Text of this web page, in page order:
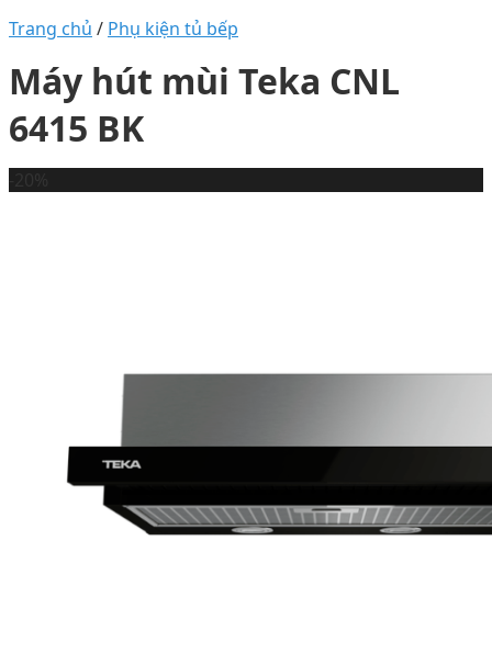
Trang chủ / Phụ kiện tủ bếp
Máy hút mùi Teka CNL
6415 BK